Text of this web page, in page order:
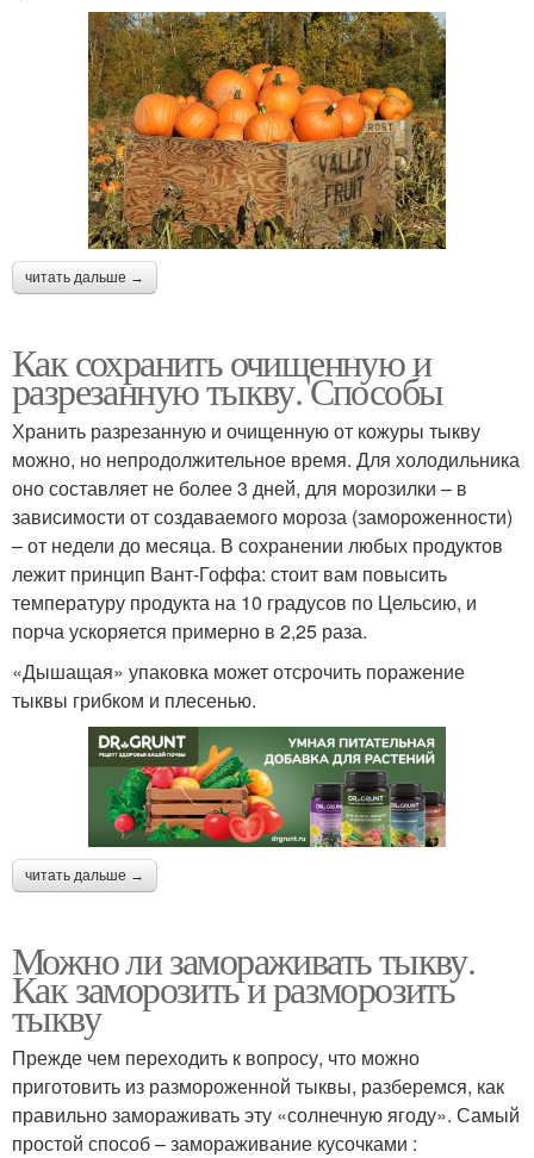
читать дальше →
Как сохранить очищенную и
разрезанную тыкву. Способы
Хранить разрезанную и очищенную от кожуры тыкву
можно, но непродолжительное время. Для холодильника
оно составляет не более 3 дней, для морозилки – в
зависимости от создаваемого мороза (замороженности)
– от недели до месяца. В сохранении любых продуктов
лежит принцип Вант-Гоффа: стоит вам повысить
температуру продукта на 10 градусов по Цельсию, и
порча ускоряется примерно в 2,25 раза.
«Дышащая» упаковка может отсрочить поражение
тыквы грибком и плесенью.
читать дальше →
Можно ли замораживать тыкву.
Как заморозить и разморозить
тыкву
Прежде чем переходить к вопросу, что можно
приготовить из размороженной тыквы, разберемся, как
правильно замораживать эту «солнечную ягоду». Самый
простой способ – замораживание кусочками :